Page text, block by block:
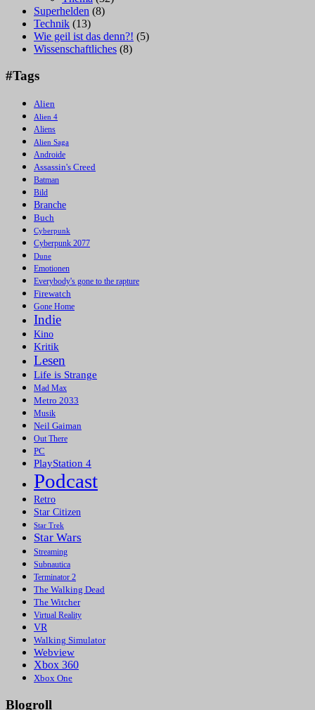
Superhelden (8)
Technik (13)
Wie geil ist das denn?! (5)
Wissenschaftliches (8)
#Tags
Alien
Alien 4
Aliens
Alien Saga
Androide
Assassin's Creed
Batman
Bild
Branche
Buch
Cyberpunk
Cyberpunk 2077
Dune
Emotionen
Everybody's gone to the rapture
Firewatch
Gone Home
Indie
Kino
Kritik
Lesen
Life is Strange
Mad Max
Metro 2033
Musik
Neil Gaiman
Out There
PC
PlayStation 4
Podcast
Retro
Star Citizen
Star Trek
Star Wars
Streaming
Subnautica
Terminator 2
The Walking Dead
The Witcher
Virtual Reality
VR
Walking Simulator
Webview
Xbox 360
Xbox One
Blogroll